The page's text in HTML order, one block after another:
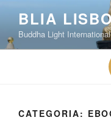
BLIA
Buddha Light
CATEGORIA: